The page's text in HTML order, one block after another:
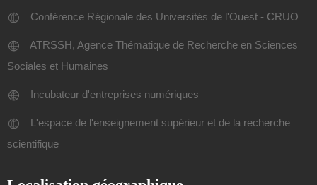
Conférence Régionale des Universités de l'Ouest - CRUO
ATRSSH, Agence Thématique de Recherche en Sciences
Sociales et Humaines
Incubateur d'entreprises numériques
L'espace de l'enseignement supérieur et de la recherche
scientifique